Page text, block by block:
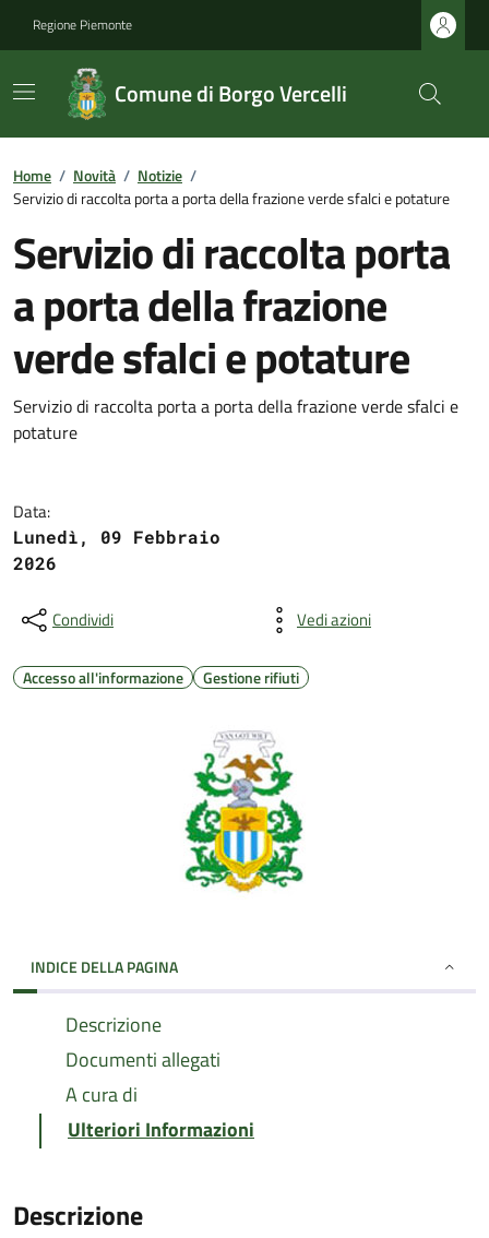
Regione Piemonte
Comune di Borgo Vercelli
Home / Novità / Notizie /
Servizio di raccolta porta a porta della frazione verde sfalci e potature
Servizio di raccolta porta
a porta della frazione
verde sfalci e potature
Servizio di raccolta porta a porta della frazione verde sfalci e
potature
Data:
Lunedì, 09 Febbraio
2026
Condividi Vedi azioni
Accesso all'informazione Gestione rifiuti
INDICE DELLA PAGINA
Descrizione
Documenti allegati
A cura di
Ulteriori Informazioni
Descrizione